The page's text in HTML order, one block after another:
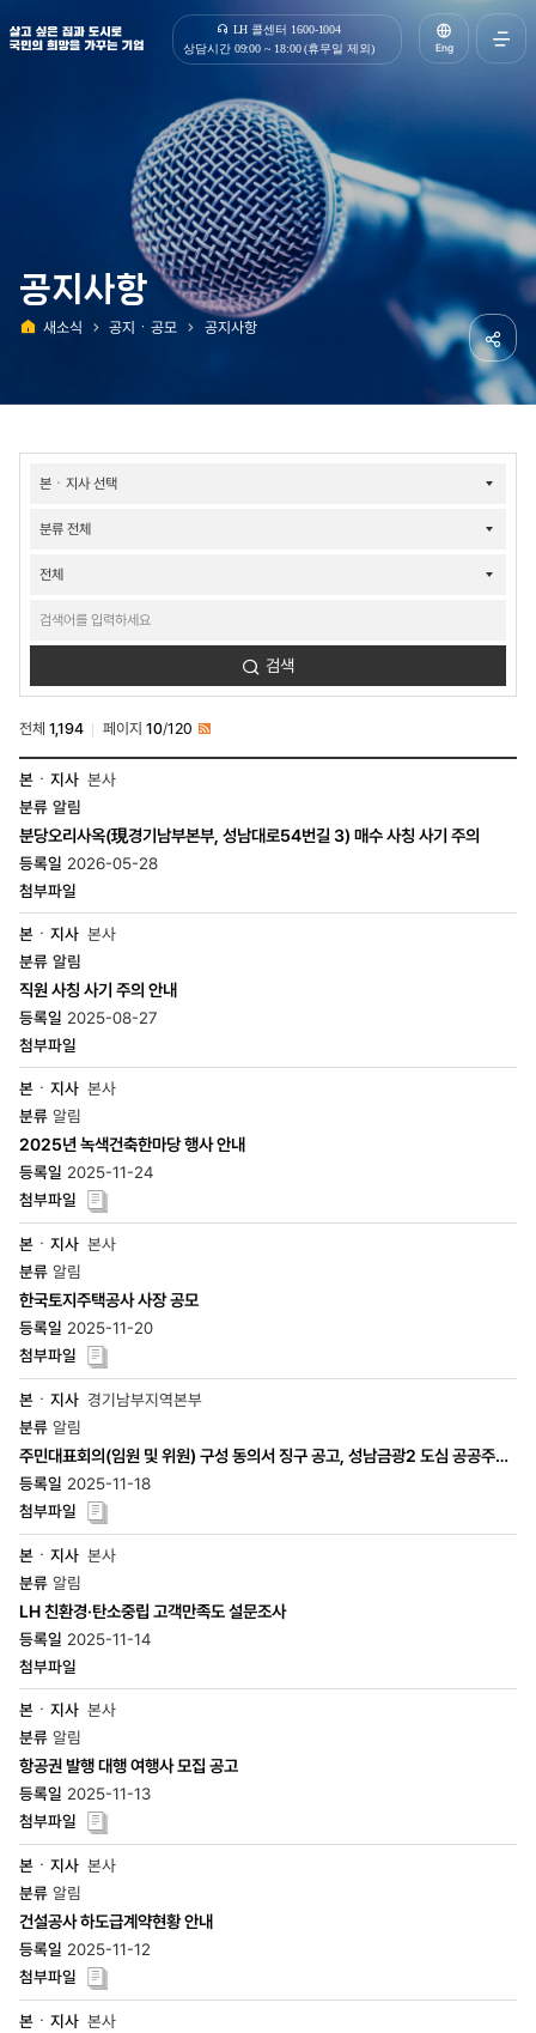
살고 싶은 집과 도시로 국민의 희망을 가꾸는 기업 | 한국토지주택공사
LH 콜센터 1600-1004
상담시간 09:00 ~ 18:00 (휴무일 제외)
Eng
열기
공지사항
새소식 공지ㆍ공모 공지사항
공유
공지/
공지사항
검색
전체 1,194 페이지 10/120
소식-
공지/
공모-
공지사항
목록
-
번호,
본
·
지사,
분류,
제목,
등록일,
첨부파일
본사
알림
분당오리사옥(現경기남부본부, 성남대로54번길 3) 매수 사칭 사기 주의
2026-05-28
본사
알림
직원 사칭 사기 주의 안내
2025-08-27
본사
알림
2025년 녹색건축한마당 행사 안내
2025-11-24
본사
알림
한국토지주택공사 사장 공모
2025-11-20
경기남부지역본부
알림
주민대표회의(임원 및 위원) 구성 동의서 징구 공고, 성남금광2 도심 공공주택
복합사..2025-11-18
본사
알림
LH 친환경·탄소중립 고객만족도 설문조사
2025-11-14
본사
알림
항공권 발행 대행 여행사 모집 공고
2025-11-13
본사
알림
건설공사 하도급계약현황 안내
2025-11-12
본사